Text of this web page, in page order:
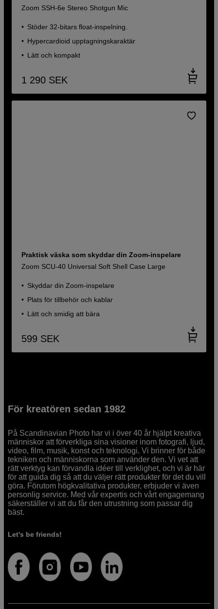
Zoom SSH-6e Stereo Shotgun Mic
Stöder 32-bitars float-inspelning.
Hypercardioid upptagningskaraktär
Lätt och kompakt
1 290 SEK
Praktisk väska som skyddar din Zoom-inspelare
Zoom SCU-40 Universal Soft Shell Case Large
Skyddar din Zoom-inspelare
Plats för tillbehör och kablar
Lätt och smidig att bära
599 SEK
För kreatören sedan 1982
På Scandinavian Photo har vi i över 40 år hjälpt kreativa
människor att förverkliga sina visioner inom fotografi, ljud,
video, film, musik, konst och teknologi. Vi brinner för både
tekniken och människorna som använder den. Vi vet att
rätt verktyg kan förvandla idéer till verklighet, och vi är här
för att guida dig så att du väljer rätt produkter för det du vill
göra. Förutom högkvalitativa produkter, erbjuder vi även
personlig service. Med vår expertis och vårt engagemang
säkerställer vi att du får den utrustning som passar dig
bäst.
Let's be friends!